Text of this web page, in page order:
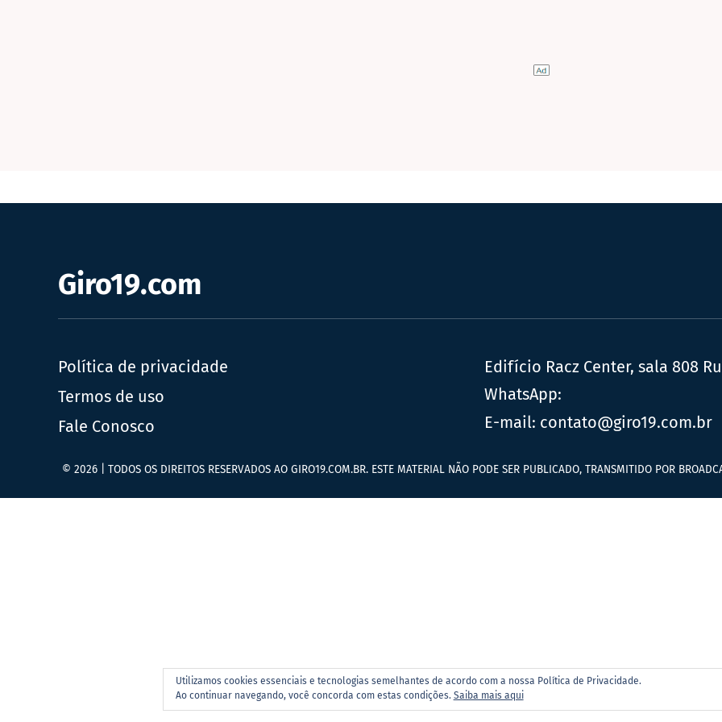
Giro19.com
Política de privacidade
Termos de uso
Fale Conosco
Edifício Racz Center, sala 808
WhatsApp:
E-mail: contato@giro19.com.br
Utilizamos cookies essenciais e tecnologias semelhantes de acordo com a nossa Política de Privacidade.
Ao continuar navegando, você concorda com estas condições. Saiba mais aqui
© 2026 | TODOS OS DIREITOS RESERVADOS AO GIRO19.COM.BR. ESTE MATERIAL NÃO PODE SER PUBLICADO, TRANSMITIDO POR